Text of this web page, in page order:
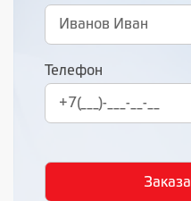
Телефон